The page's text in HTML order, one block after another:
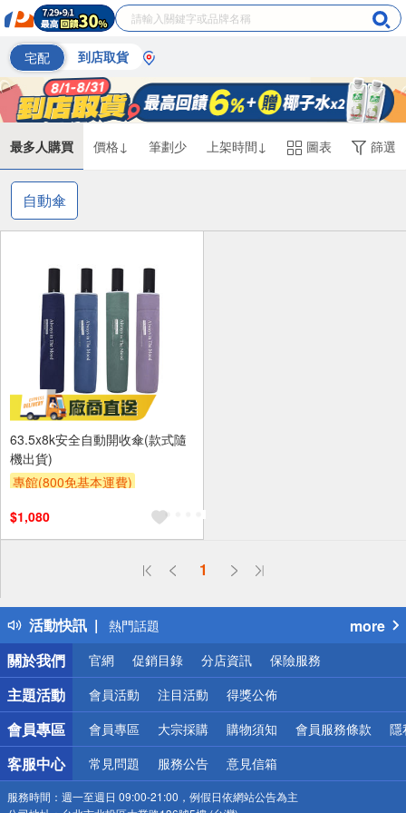
宅配 到店取貨
最多人購買 價格↓ 筆劃少 上架時間↓ 圖表 篩選
自動傘
63.5x8k安全自動開收傘(款式隨
機出貨)
專館(800免基本運費)
$1,080
1
活動快訊
偏遠地區配送
得獎公告
熱門話題
銀行優惠
偏遠地區配送
詐騙網頁！請小心！
more
關於我們
官網 促銷目錄 分店資訊 保險服務
主題活動 會員活動 注目活動 得獎公佈
會員專區 會員專區 大宗採購 購物須知 會員服務條款 隱
客服中心 常見問題 服務公告 意見信箱
服務時間： 週一至週日 09:00-21:00，例假日依網站公告為主